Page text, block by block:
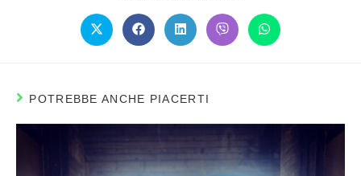
POTREBBE ANCHE PIACERTI